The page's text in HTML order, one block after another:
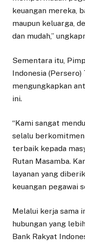
keuangan mereka,
maupun keluarga,
dan mudah,”
Sementara itu,
Indonesia
mengungkapkan
ini.
“Kami sangat
selalu
terbaik kepada
Rutan Masamba.
layanan yang
keuangan pegawai
Melalui kerja sama
hubungan yang
Bank Rakyat